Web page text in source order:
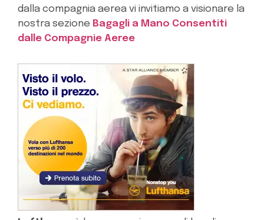
dalla compagnia aerea vi invitiamo a visionare la
nostra sezione Bagagli a Mano Consentiti
dalle Compagnie Aeree